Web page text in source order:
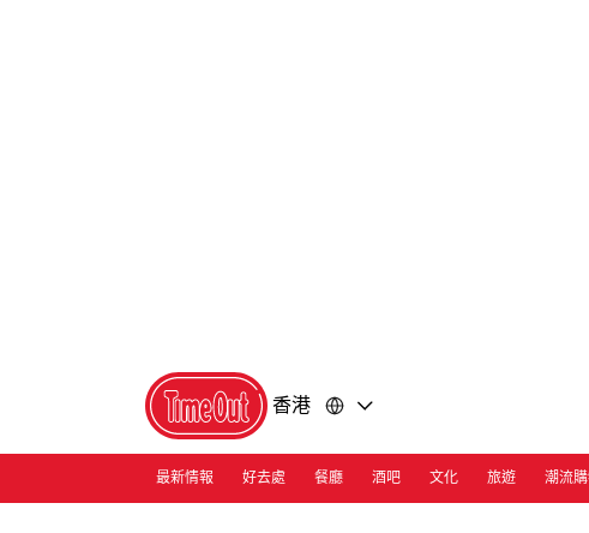
香港
最新情報 好去處 餐廳 酒吧 文化 旅遊 潮流